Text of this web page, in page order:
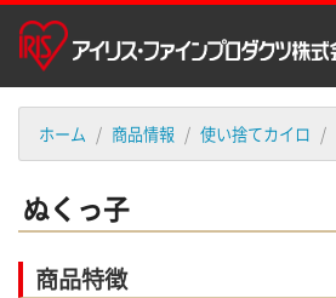
ホーム 商品情報 使い捨てカイロ
ぬくっ子
商品特徴